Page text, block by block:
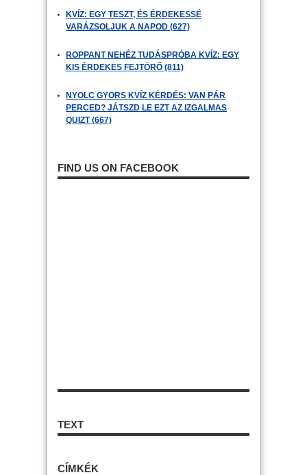
KVÍZ: EGY TESZT, ÉS ÉRDEKESSÉ
VARÁZSOLJUK A NAPOD (627)
ROPPANT NEHÉZ TUDÁSPRÓBA KVÍZ: EGY
KIS ÉRDEKES FEJTÖRŐ (811)
NYOLC GYORS KVÍZ KÉRDÉS: VAN PÁR
PERCED? JÁTSZD LE EZT AZ IZGALMAS
QUIZT (667)
FIND US ON FACEBOOK
TEXT
CÍMKÉK